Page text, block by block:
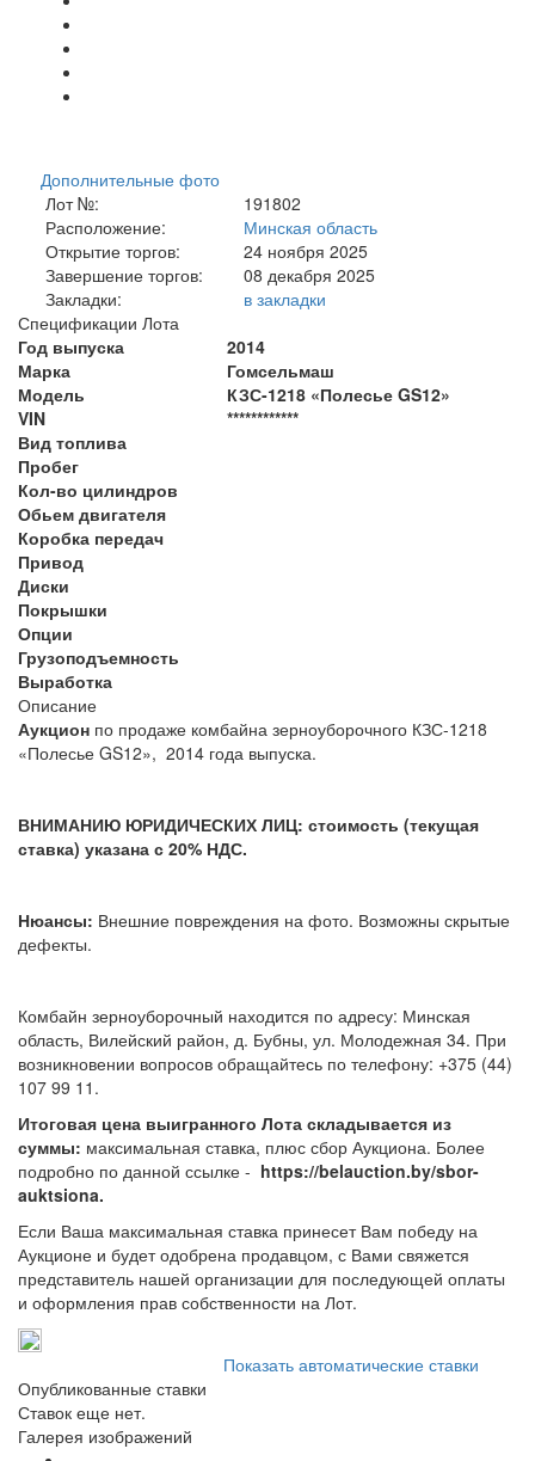
Дополнительные фото
Лот №:
191802
Расположение:
Минская область
Открытие торгов:
24 ноября 2025
Завершение торгов:
08 декабря 2025
Закладки:
в закладки
Спецификации Лота
Год выпуска
2014
Марка
Гомсельмаш
Модель
КЗС-1218 «Полесье GS12»
VIN
************
Вид топлива
Пробег
Кол-во цилиндров
Обьем двигателя
Коробка передач
Привод
Диски
Покрышки
Опции
Грузоподъемность
Выработка
Описание
Аукцион по продаже комбайна зерноуборочного КЗС-1218
«Полесье GS12», 2014 года выпуска.
ВНИМАНИЮ ЮРИДИЧЕСКИХ ЛИЦ: стоимость (текущая
ставка) указана с 20% НДС.
Нюансы: Внешние повреждения на фото. Возможны скрытые
дефекты.
Комбайн зерноуборочный находится по адресу: Минская
область, Вилейский район, д. Бубны, ул. Молодежная 34. При
возникновении вопросов обращайтесь по телефону: +375 (44)
107 99 11.
Итоговая цена выигранного Лота складывается из
суммы: максимальная ставка, плюс сбор Аукциона. Более
подробно по данной ссылке - https://belauction.by/sbor-
auktsiona.
Если Ваша максимальная ставка принесет Вам победу на
Аукционе и будет одобрена продавцом, с Вами свяжется
представитель нашей организации для последующей оплаты
и оформления прав собственности на Лот.
Показать автоматические ставки
Опубликованные ставки
Ставок еще нет.
Галерея изображений